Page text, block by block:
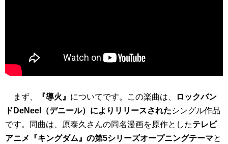
まず、 『導火』 についてです。この楽曲は、
ロックバン
ドDeNeel（デニール）によりリリースされたシングル作品
です。同曲は、原泰久さんの同名漫画を原作としたテレビ
アニメ『キングダム』の第5シリーズオープニングテーマと